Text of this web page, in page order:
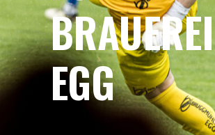
BRAUEREI
EGG